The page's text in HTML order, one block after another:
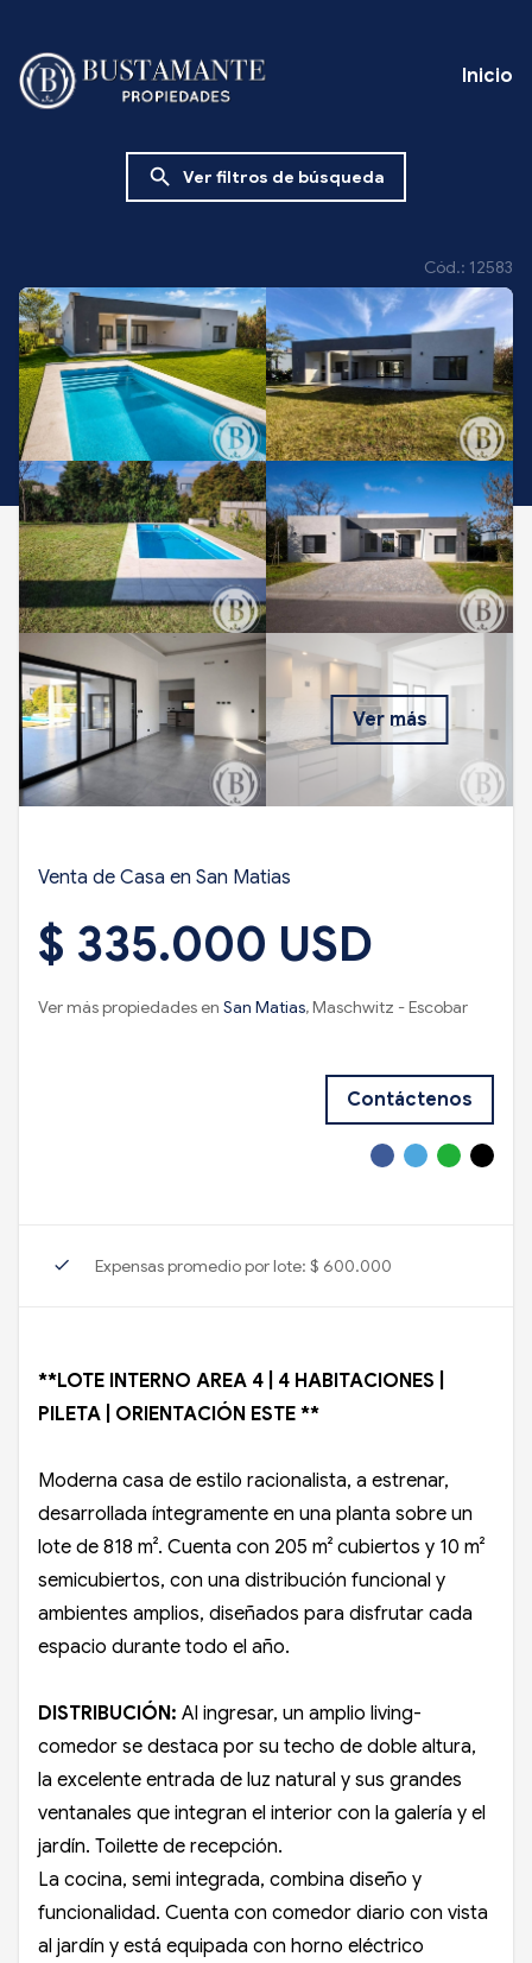
Inicio
search Ver filtros de búsqueda
Cód.: 12583
Ver más
Venta de Casa en San Matias
$ 335.000 USD
Ver más propiedades en San Matias, Maschwitz - Escobar
Contáctenos
check Expensas promedio por lote: $ 600.000
**LOTE INTERNO AREA 4 | 4 HABITACIONES |
PILETA | ORIENTACIÓN ESTE **
Moderna casa de estilo racionalista, a estrenar,
desarrollada íntegramente en una planta sobre un
lote de 818 m². Cuenta con 205 m² cubiertos y 10 m²
semicubiertos, con una distribución funcional y
ambientes amplios, diseñados para disfrutar cada
espacio durante todo el año.
DISTRIBUCIÓN: Al ingresar, un amplio living-
comedor se destaca por su techo de doble altura,
la excelente entrada de luz natural y sus grandes
ventanales que integran el interior con la galería y el
jardín. Toilette de recepción.
La cocina, semi integrada, combina diseño y
funcionalidad. Cuenta con comedor diario con vista
al jardín y está equipada con horno eléctrico